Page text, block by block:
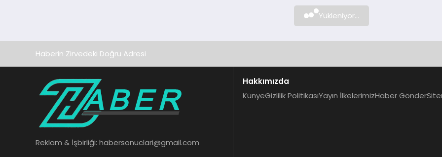
Yükleniyor...
Haberin Zirvedeki Doğru Adresi
Reklam & İşbirliği: habersonuclari@gmail.com
Hakkımızda
KünyeGizlilik PolitikasıYayın İlkelerimizHaber Gönder